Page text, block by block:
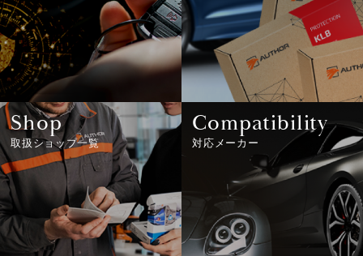
Shop
取扱ショップ一覧
Compatibility
対応メーカー